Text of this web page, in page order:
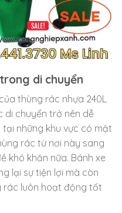
di chuyển
thùng rác nhựa 240L
di chuyển trở nên dễ
những khu vực có mật
rác từ nơi này sang
khó khăn nữa. Bánh xe
lại sự tiện lợi mà còn
rác luôn hoạt động tốt